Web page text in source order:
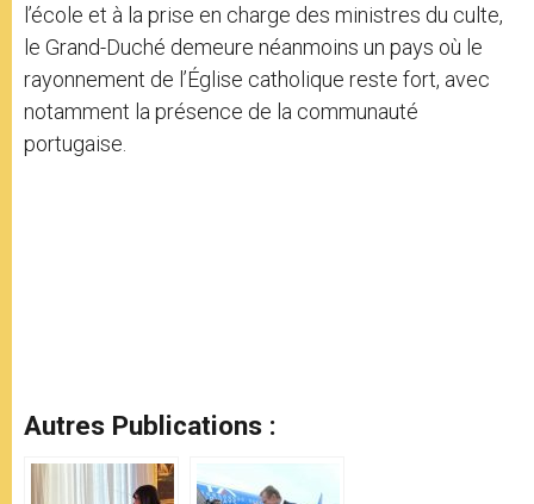
l’école et à la prise en charge des ministres du culte,
le Grand-Duché demeure néanmoins un pays où le
rayonnement de l’Église catholique reste fort, avec
notamment la présence de la communauté
portugaise.
Autres Publications :